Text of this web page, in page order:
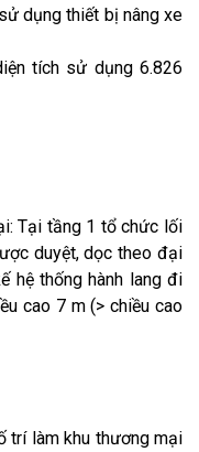
dụng thiết bị nâng xe
tích sử dụng 6.826
Tại tầng 1 tổ chức lối
duyệt, dọc theo đại
hệ thống hành lang đi
cao 7 m (> chiều cao
trí làm khu thương mại